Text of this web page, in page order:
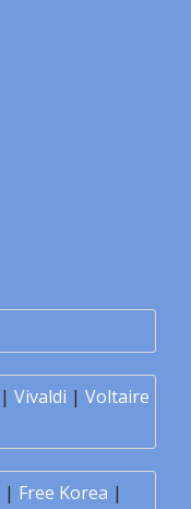
| Vivaldi | Voltaire
| Free Korea |